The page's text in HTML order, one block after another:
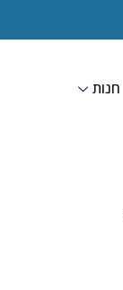
חנות